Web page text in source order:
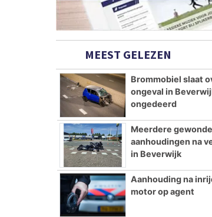
MEEST GELEZEN
Brommobiel slaat
ongeval in
ongedeerd
Meerdere
aanhoudingen na
in Beverwijk
Aanhouding na
motor op agent